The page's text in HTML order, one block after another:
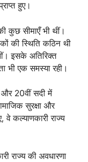
हुए।
कुछ सीमाएँ भी थीं।
की स्थिति कठिन थी
इसके अतिरिक्त
भी एक समस्या रही।
और 20वीं सदी में
सुरक्षा और
कल्याणकारी राज्य
राज्य की अवधारणा